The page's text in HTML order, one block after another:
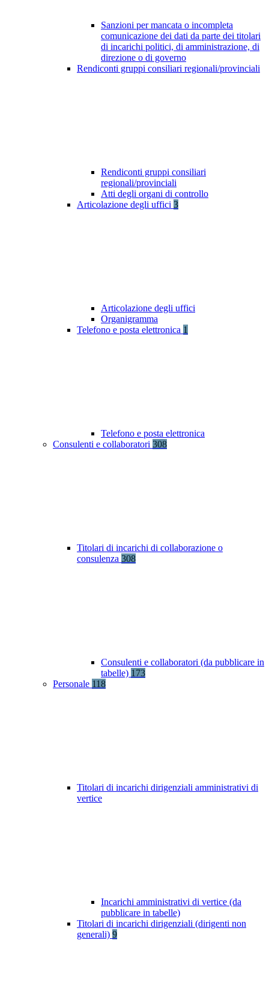
Sanzioni per mancata o incompleta
comunicazione dei dati da parte dei titolari
di incarichi politici, di amministrazione, di
direzione o di governo
Rendiconti gruppi consiliari regionali/provinciali
Rendiconti gruppi consiliari
regionali/provinciali
Atti degli organi di controllo
Articolazione degli uffici 3
Articolazione degli uffici
Organigramma
Telefono e posta elettronica 1
Telefono e posta elettronica
Consulenti e collaboratori 308
Titolari di incarichi di collaborazione o
consulenza 308
Consulenti e collaboratori (da pubblicare in
tabelle) 173
Personale 118
Titolari di incarichi dirigenziali amministrativi di
vertice
Incarichi amministrativi di vertice (da
pubblicare in tabelle)
Titolari di incarichi dirigenziali (dirigenti non
generali) 9